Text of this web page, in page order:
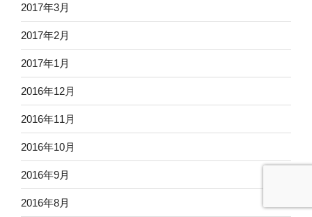
2017年3月
2017年2月
2017年1月
2016年12月
2016年11月
2016年10月
2016年9月
2016年8月